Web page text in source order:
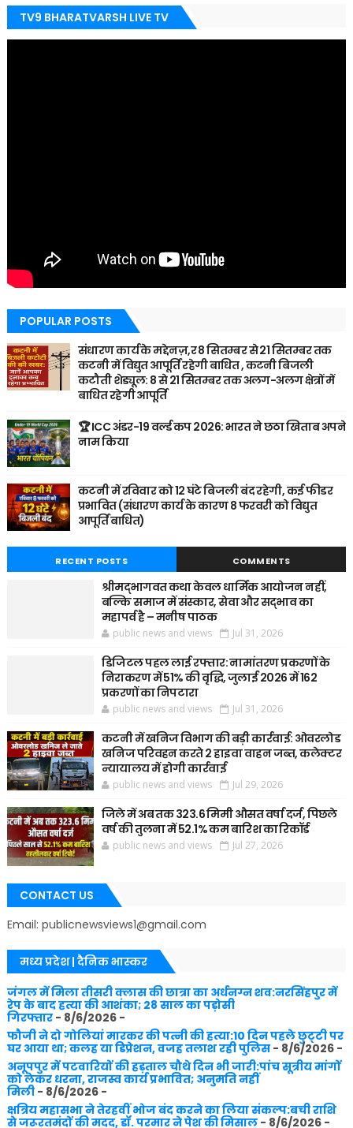
TV9 BHARATVARSH LIVE TV
POPULAR POSTS
संधारण कार्य के मद्देनज़,र 8 सितम्बर से 21 सितम्बर तक
कटनी में विद्युत आपूर्ति रहेगी बाधित , कटनी बिजली
कटौती शेड्यूल: 8 से 21 सितम्बर तक अलग-अलग क्षेत्रों में
बाधित रहेगी आपूर्ति
🏆 ICC अंडर-19 वर्ल्ड कप 2026: भारत ने छठा खिताब अपने
नाम किया
कटनी में रविवार को 12 घंटे बिजली बंद रहेगी, कई फीडर
प्रभावित (संधारण कार्य के कारण 8 फरवरी को विद्युत
आपूर्ति बाधित)
RECENT POSTS COMMENTS
श्रीमद्भागवत कथा केवल धार्मिक आयोजन नहीं,
बल्कि समाज में संस्कार, सेवा और सद्भाव का
महापर्व है – मनीष पाठक
public news and views Jul 31, 2026
डिजिटल पहल लाई रफ्तार: नामांतरण प्रकरणों के
निराकरण में 51% की वृद्धि, जुलाई 2026 में 162
प्रकरणों का निपटारा
public news and views Jul 31, 2026
कटनी में खनिज विभाग की बड़ी कार्रवाई: ओवरलोड
खनिज परिवहन करते 2 हाइवा वाहन जब्त, कलेक्टर
न्यायालय में होगी कार्रवाई
public news and views Jul 29, 2026
जिले में अब तक 323.6 मिमी औसत वर्षा दर्ज, पिछले
वर्ष की तुलना में 52.1% कम बारिश का रिकॉर्ड
public news and views Jul 27, 2026
CONTACT US
Email: publicnewsviews1@gmail.com
मध्य प्रदेश | दैनिक भास्कर
जंगल में मिला तीसरी क्लास की छात्रा का अर्धनग्न शव:नरसिंहपुर में
रेप के बाद हत्या की आशंका; 28 साल का पड़ोसी
गिरफ्तार- 8/6/2026-
फौजी ने दो गोलियां मारकर की पत्नी की हत्या:10 दिन पहले छुट्‌टी पर
घर आया था; कलह या डिप्रेशन, वजह तलाश रही पुलिस- 8/6/2026-
अनूपपुर में पटवारियों की हड़ताल चौथे दिन भी जारी:पांच सूत्रीय मांगों
को लेकर धरना, राजस्व कार्य प्रभावित; अनुमति नहीं
मिली- 8/6/2026-
क्षत्रिय महासभा ने तेरहवीं भोज बंद करने का लिया संकल्प:बची राशि
से जरूरतमंदों की मदद, डॉ. परमार ने पेश की मिसाल- 8/6/2026-